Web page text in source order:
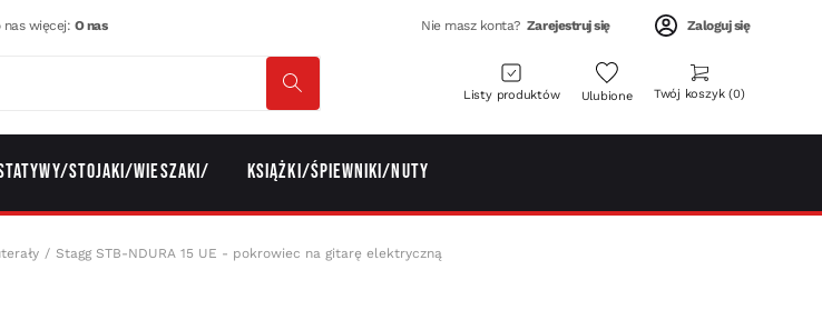
nas więcej: O nas Nie masz konta? Zarejestruj się Zaloguj się
Listy produktów Ulubione Twój koszyk 0
Stojaki/Wieszaki/ Książki/Śpiewniki/Nuty
Stagg STB-NDURA 15 UE - pokrowiec na gitarę elektryczną